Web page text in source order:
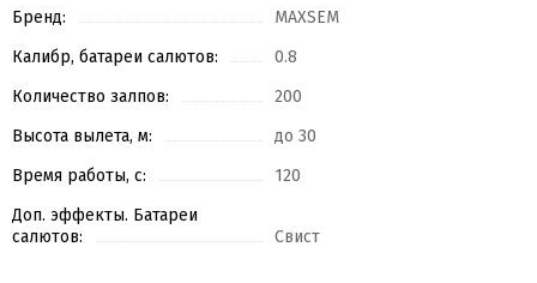
Бренд:
MAXSEM
Калибр, батареи салютов:
0.8
Количество залпов:
200
Высота вылета, м:
до 30
Время работы, с:
120
Доп. эффекты. Батареи
салютов:
Свист